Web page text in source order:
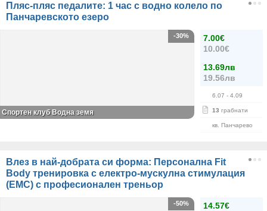
Пляс-пляс педалите: 1 час с водно колело по
Панчаревското езеро
7.00€
10.00€
13.69лв
19.56лв
6.07 - 4.09
13 грабнати
кв. Панчарево
-30%
Спортен клуб Водна земя
Влез в най-добрата си форма: Персонална Fit
Body тренировка с електро-мускулна стимулация
(ЕМС) с професионален треньор
14.57€
-50%